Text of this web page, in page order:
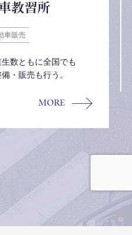
教習所
車販売
数ともに全国でも
・販売も行う。
MORE